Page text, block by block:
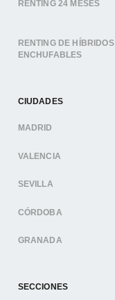
RENTING 24 MESES
RENTING DE HÍBRIDOS
ENCHUFABLES
CIUDADES
MADRID
VALENCIA
SEVILLA
CÓRDOBA
GRANADA
SECCIONES